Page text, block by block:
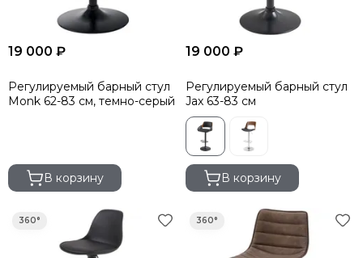
19 000 ₽
Регулируемый барный стул
Monk 62-83 см, темно-серый
В корзину
19 000 ₽
Регулируемый барный стул
Jax 63-83 см
В корзину